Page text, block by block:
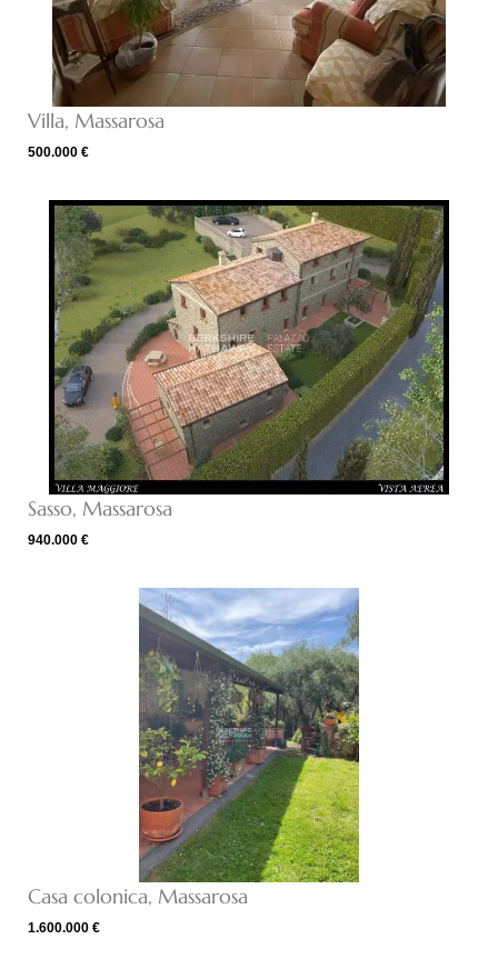
Villa, Massarosa
500.000 €
Sasso, Massarosa
940.000 €
Casa colonica, Massarosa
1.600.000 €